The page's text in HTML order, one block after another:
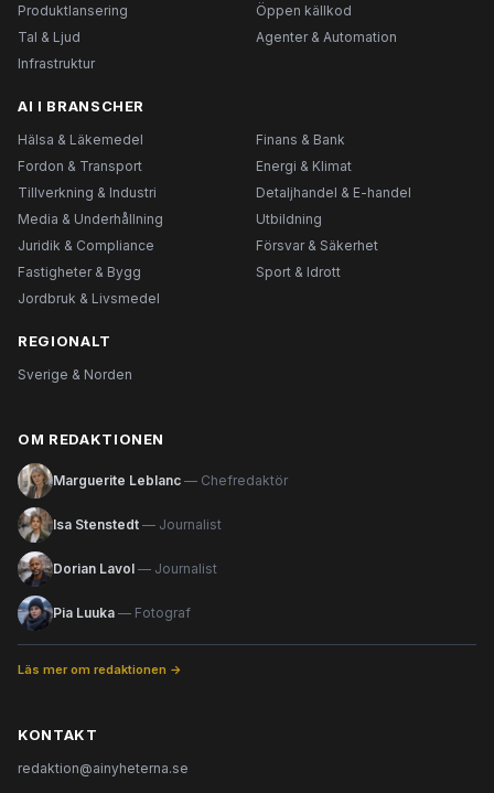
Produktlansering
Öppen källkod
Tal & Ljud
Agenter & Automation
Infrastruktur
AI I BRANSCHER
Hälsa & Läkemedel
Finans & Bank
Fordon & Transport
Energi & Klimat
Tillverkning & Industri
Detaljhandel & E-handel
Media & Underhållning
Utbildning
Juridik & Compliance
Försvar & Säkerhet
Fastigheter & Bygg
Sport & Idrott
Jordbruk & Livsmedel
REGIONALT
Sverige & Norden
OM REDAKTIONEN
Marguerite Leblanc — Chefredaktör
Isa Stenstedt — Journalist
Dorian Lavol — Journalist
Pia Luuka — Fotograf
Läs mer om redaktionen →
KONTAKT
redaktion@ainyheterna.se